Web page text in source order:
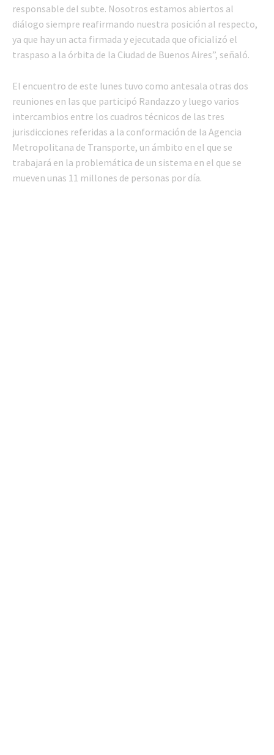
responsable del subte. Nosotros estamos abiertos al
diálogo siempre reafirmando nuestra posición al respecto,
ya que hay un acta firmada y ejecutada que oficializó el
traspaso a la órbita de la Ciudad de Buenos Aires”, señaló.
El encuentro de este lunes tuvo como antesala otras dos
reuniones en las que participó Randazzo y luego varios
intercambios entre los cuadros técnicos de las tres
jurisdicciones referidas a la conformación de la Agencia
Metropolitana de Transporte, un ámbito en el que se
trabajará en la problemática de un sistema en el que se
mueven unas 11 millones de personas por día.